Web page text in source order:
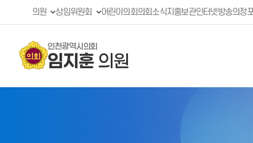
의원 상임위원회 어린이의회의회소식지 홍보관인터넷방송의정
인천광역시의회
임지훈 의원